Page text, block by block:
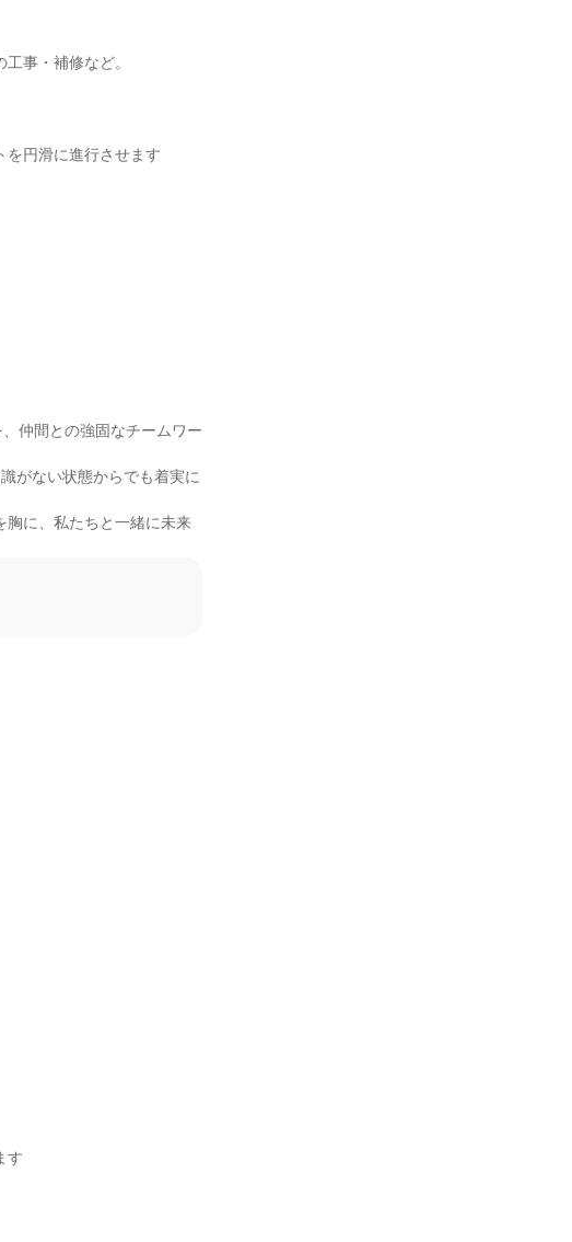
事・補修など。
を円滑に進行させます
仲間との強固なチームワー
がない状態からでも着実に
胸に、私たちと一緒に未来
す